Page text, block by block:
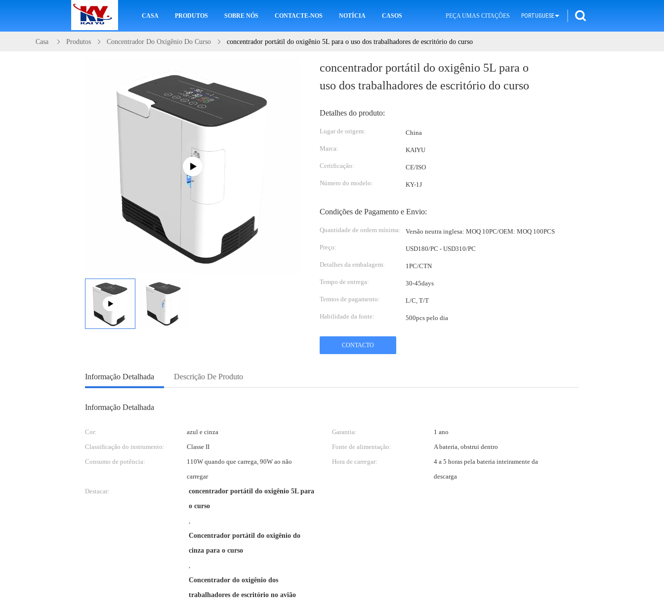
CASA PRODUTOS SOBRE NÓS CONTACTE-NOS NOTÍCIA CASOS PEÇA UMAS CITAÇÕES PORTUGUESE
Casa Produtos Concentrador Do Oxigênio Do Curso concentrador portátil do oxigênio 5L para o uso dos trabalhadores de escritório do curso
concentrador portátil do oxigênio 5L para o
uso dos trabalhadores de escritório do curso
Detalhes do produto:
Lugar de origem: China
Marca: KAIYU
Certificação: CE/ISO
Número do modelo: KY-1J
Condições de Pagamento e Envio:
Quantidade de ordem mínima: Versão neutra inglesa: MOQ 10PC/OEM: MOQ 100PCS
Preço: USD180/PC - USD310/PC
Detalhes da embalagem: 1PC/CTN
Tempo de entrega: 30-45days
Termos de pagamento: L/C, T/T
Habilidade da fonte: 500pcs pelo dia
CONTACTO
Informação Detalhada Descrição De Produto
Informação Detalhada
Cor: azul e cinza Garantia:
1 ano
Classificação do instrumento:
Classe II Fonte de alimentação:
A bateria, obstrui dentro
Consumo de potência:
110W quando que carrega, 90W ao não
carregar
Hora de carregar:
4 a 5 horas pela bateria inteiramente da
descarga
Destacar:
concentrador portátil do oxigênio 5L para
o curso
,
Concentrador portátil do oxigênio do
cinza para o curso
,
Concentrador do oxigênio dos
trabalhadores de escritório no avião